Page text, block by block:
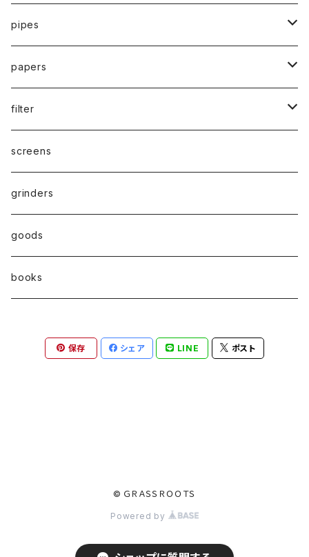
pipes
waterpipe
parts
drypipe
one hitter
hand pipe
papers
1 1/4size
1.0size
kingsize
filter
paper filter
Active carbon filter(活性炭フィルター）
8㎜
7㎜
screens
grinders
goods
books
保存 シェア LINE ポスト
© ＧＲＡＳＳＲＯＯＴＳ
Powered by